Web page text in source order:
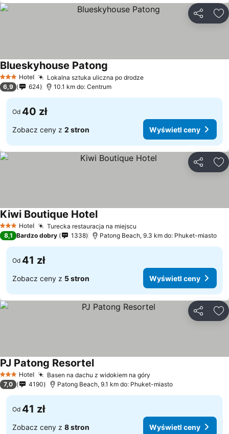
3 Kategoria
Hotel Lokalna sztuka uliczna po drodze
Blueskyhouse Patong
6,9 624 10.1 km do: Centrum
Od 40 zł
Zobacz ceny z 2 stron Wyświetl ceny
3 Kategoria
Hotel Turecka restauracja na miejscu
Kiwi Boutique Hotel
8,1 Bardzo dobry 1338 Patong Beach, 9.3 km do: Phuket-miasto
Od 41 zł
Zobacz ceny z 5 stron Wyświetl ceny
3 Kategoria
Hotel Basen na dachu z widokiem na góry
PJ Patong Resortel
7,0 4190 Patong Beach, 9.1 km do: Phuket-miasto
Od 41 zł
Zobacz ceny z 8 stron Wyświetl ceny